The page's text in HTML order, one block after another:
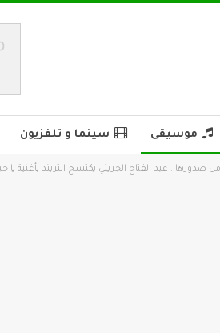
موسيقى سينما و تلفزيون
صدورها.. عبد الفتاح الجريني يكتسح التريند بأغنية يا